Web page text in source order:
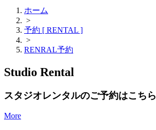
ホーム
>
予約 [ RENTAL ]
>
RENRAL予約
Studio Rental
スタジオレンタルのご予約はこちら
More